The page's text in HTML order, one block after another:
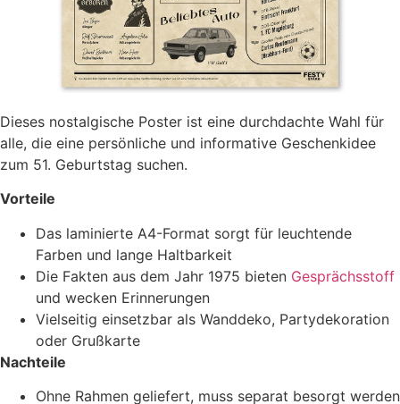
Dieses nostalgische Poster ist eine durchdachte Wahl für
alle, die eine persönliche und informative Geschenkidee
zum 51. Geburtstag suchen.
Vorteile
Das laminierte A4-Format sorgt für leuchtende
Farben und lange Haltbarkeit
Die Fakten aus dem Jahr 1975 bieten Gesprächsstoff
und wecken Erinnerungen
Vielseitig einsetzbar als Wanddeko, Partydekoration
oder Grußkarte
Nachteile
Ohne Rahmen geliefert, muss separat besorgt werden